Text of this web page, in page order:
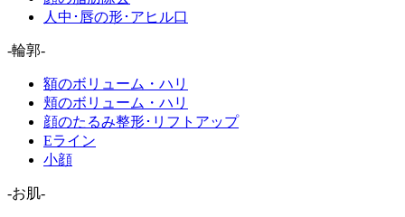
人中･唇の形･アヒル口
-輪郭-
額のボリューム・ハリ
頬のボリューム・ハリ
顔のたるみ整形･リフトアップ
Eライン
小顔
-お肌-